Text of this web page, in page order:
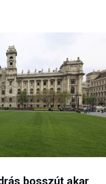
bosszút akar